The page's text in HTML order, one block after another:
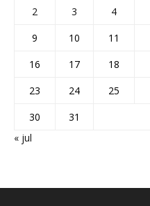
2
3 4
9
10 11
16
17 18
23
24 25
30
31
« jul